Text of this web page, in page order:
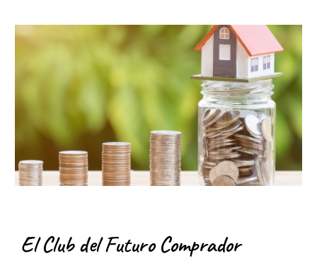
El Club del Futuro Comprador